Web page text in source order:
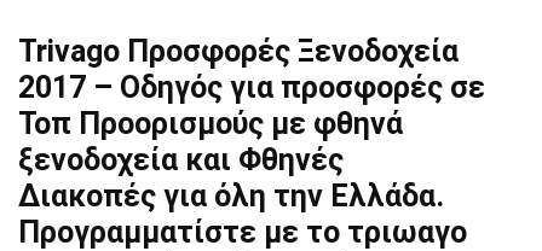
Trivago Προσφορές Ξενοδοχεία
2017 – Οδηγός για προσφορές σε
Τοπ Προορισμούς με φθηνά
ξενοδοχεία και Φθηνές
Διακοπές για όλη την Ελλάδα.
Προγραμματίστε με το τριωαγο